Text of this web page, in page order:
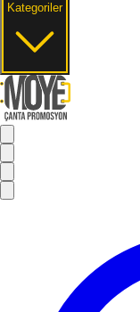
Kategoriler